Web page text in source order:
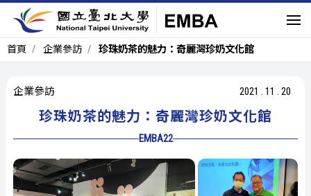
首頁 企業參訪 珍珠奶茶的魅力：奇麗灣珍奶文化館
企業參訪 2021 .11 .20
珍珠奶茶的魅力：奇麗灣珍奶文化館
EMBA22